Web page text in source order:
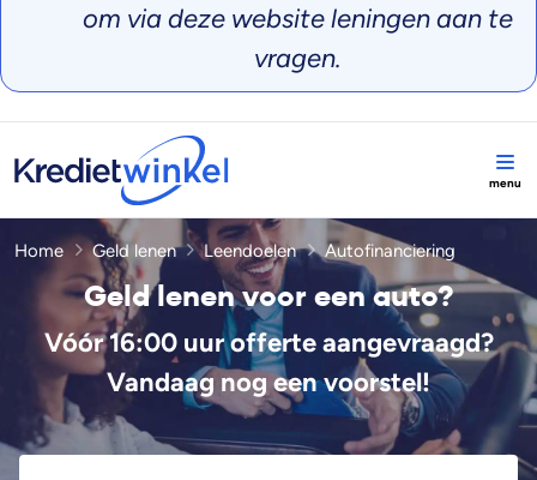
om via deze website leningen aan te
vragen.
Home Geld lenen Leendoelen Autofinanciering
Geld lenen voor een auto?
Vóór 16:00 uur offerte aangevraagd?
Vandaag nog een voorstel!